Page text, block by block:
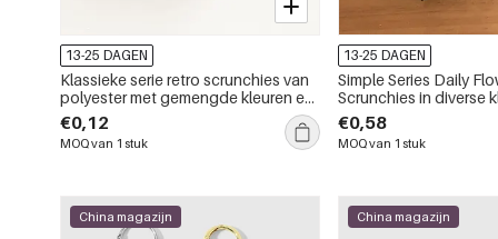
13-25 DAGEN
Klassieke serie retro scrunchies van
polyester met gemengde kleuren en
kleurverloop.
€0,12
MOQ van 1 stuk
13-25 DAGEN
Simple Series Daily
Scrunchies in diverse
€0,58
MOQ van 1 stuk
China magazijn China magazijn